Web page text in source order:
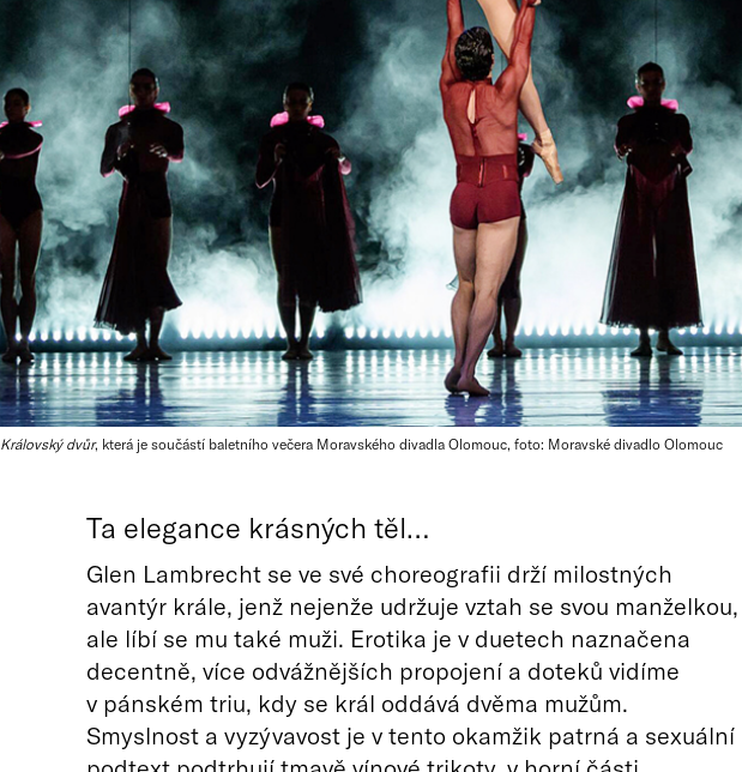
Královský dvůr, která je součástí baletního večera Moravského divadla Olomouc, foto: Moravské divadlo Olomouc
Ta elegance krásných těl…
Glen Lambrecht se ve své choreografii drží milostných
avantýr krále, jenž nejenže udržuje vztah se svou manželkou,
ale líbí se mu také muži. Erotika je v duetech naznačena
decentně, více odvážnějších propojení a doteků vidíme
v pánském triu, kdy se král oddává dvěma mužům.
Smyslnost a vyzývavost je v tento okamžik patrná a sexuální